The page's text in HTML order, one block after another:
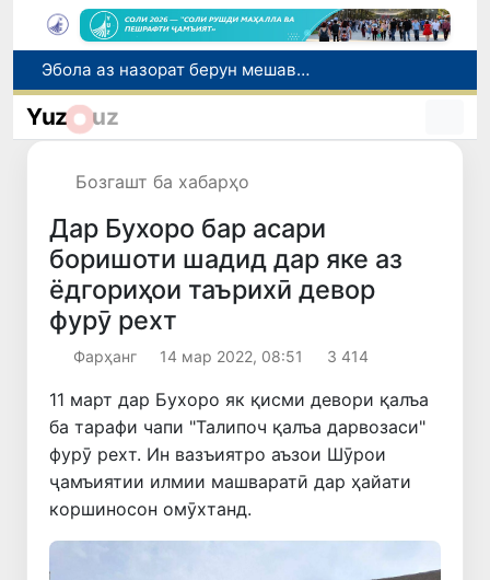
Дар моҳи июл дар Ӯзбекистон нархи маҳсулоти озуқаворӣ коҳиш ёфт, аммо баъзе молу хидматрасониҳо гарон шуданд
Дар Сенат тадбирҳои беҳтар намудани мавқеи Ӯзбекистон дар рейтингҳо ва индексҳои байналмилалӣ баррасӣ шуданд
Yuz uz
Бозгашт ба хабарҳо
Дар Бухоро бар асари
боришоти шадид дар яке аз
ёдгориҳои таърихӣ девор
фурӯ рехт
Фарҳанг 14 мар 2022, 08:51 3 414
11 март дар Бухоро як қисми девори қалъа
ба тарафи чапи "Талипоч қалъа дарвозаси"
фурӯ рехт. Ин вазъиятро аъзои Шӯрои
ҷамъиятии илмии машваратӣ дар ҳайати
коршиносон омӯхтанд.